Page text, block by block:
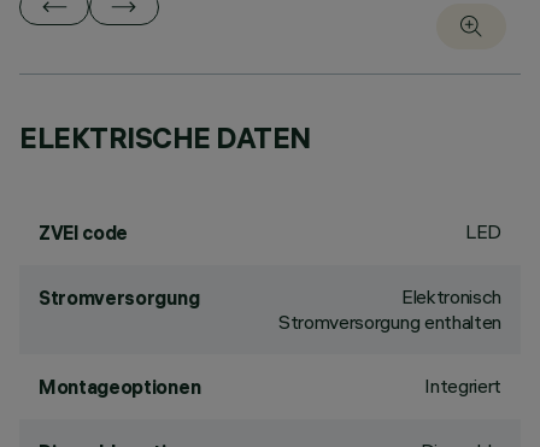
ELEKTRISCHE DATEN
ZVEI code LED
Stromversorgung
Elektronisch
Stromversorgung enthalten
Montageoptionen Integriert